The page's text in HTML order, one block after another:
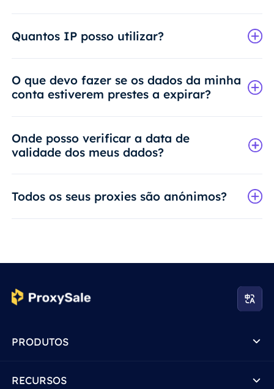
Quantos IP posso utilizar?
O que devo fazer se os dados da minha
conta estiverem prestes a expirar?
Onde posso verificar a data de
validade dos meus dados?
Todos os seus proxies são anónimos?
PRODUTOS
RECURSOS